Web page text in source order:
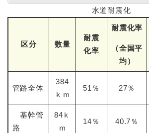
水道耐震化
区分 数量
耐震
化率
耐震化率
（全国平
均）
管路全体
384
ｋｍ
51％ 27％
基幹管
路
84ｋ
ｍ
14％ 40.7％